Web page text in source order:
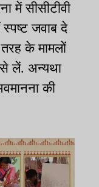
में सीसीटीवी
जवाब दे
के मामलों
से लें. अन्यथा
की